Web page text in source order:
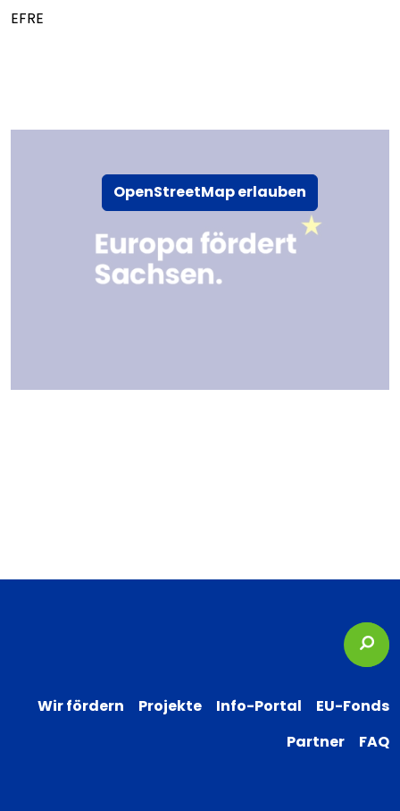
OpenStreetMap erlauben
EFRE
Wir fördern Projekte Info-Portal
EU-Fonds
Partner
FAQ